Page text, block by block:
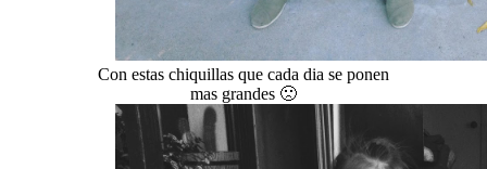
Con estas chiquillas que cada dia se ponen
mas grandes 🙁